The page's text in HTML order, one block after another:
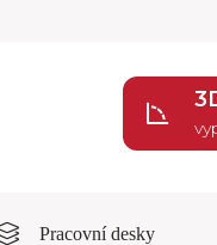
Pracovní desky